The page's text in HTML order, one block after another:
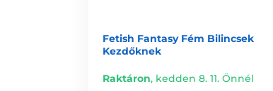
Fetish Fantasy Fém Bilincsek
Kezdőknek
Raktáron, kedden 8. 11. Önnél